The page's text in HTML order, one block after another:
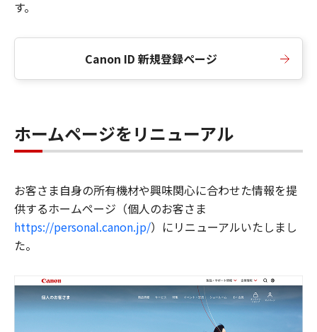
す。
Canon ID 新規登録ページ
ホームページをリニューアル
お客さま自身の所有機材や興味関心に合わせた情報を提
供するホームページ（個人のお客さま
https://personal.canon.jp/）にリニューアルいたしまし
た。